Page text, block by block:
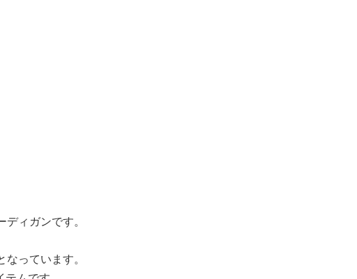
ィガンです。
っています。